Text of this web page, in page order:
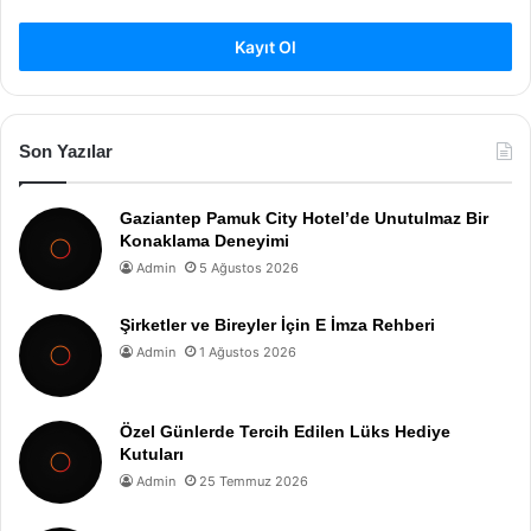
Kayıt Ol
Son Yazılar
Gaziantep Pamuk City Hotel’de Unutulmaz Bir
Konaklama Deneyimi
Admin 5 Ağustos 2026
Şirketler ve Bireyler İçin E İmza Rehberi
Admin 1 Ağustos 2026
Özel Günlerde Tercih Edilen Lüks Hediye
Kutuları
Admin 25 Temmuz 2026